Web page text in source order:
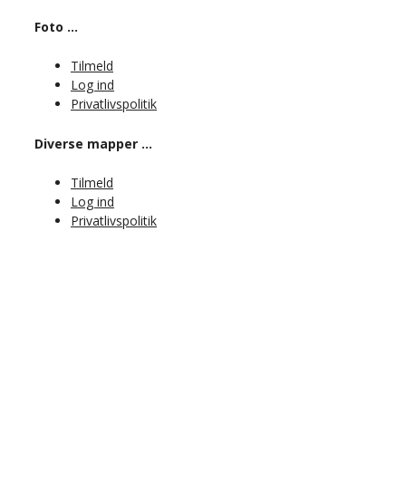
Foto …
Tilmeld
Log ind
Privatlivspolitik
Diverse mapper …
Tilmeld
Log ind
Privatlivspolitik